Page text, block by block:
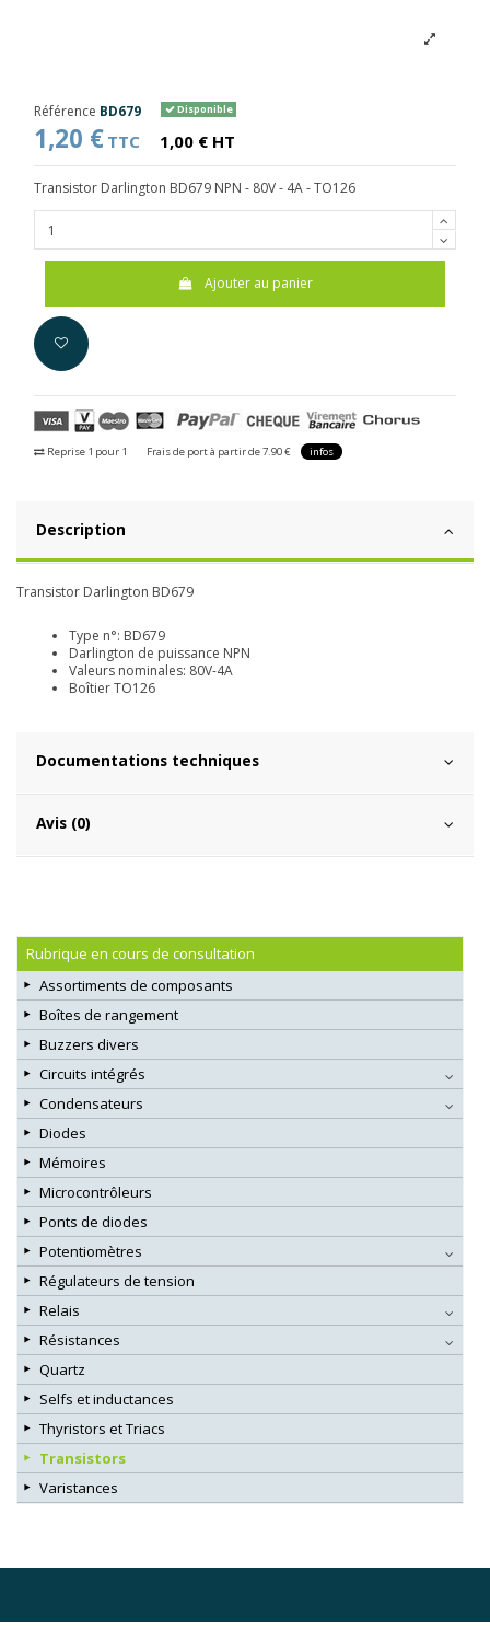
Référence BD679 Disponible
1,20 € TTC 1,00 € HT
Transistor Darlington BD679 NPN - 80V - 4A - TO126
Ajouter au panier
Reprise 1 pour 1 Frais de port à partir de 7.90 € infos
Description
Transistor Darlington BD679
Type n°: BD679
Darlington de puissance NPN
Valeurs nominales: 80V-4A
Boîtier TO126
Documentations techniques
Avis (0)
Rubrique en cours de consultation
Assortiments de composants
Boîtes de rangement
Buzzers divers
Circuits intégrés
Condensateurs
Diodes
Mémoires
Microcontrôleurs
Ponts de diodes
Potentiomètres
Régulateurs de tension
Relais
Résistances
Quartz
Selfs et inductances
Thyristors et Triacs
Transistors
Varistances